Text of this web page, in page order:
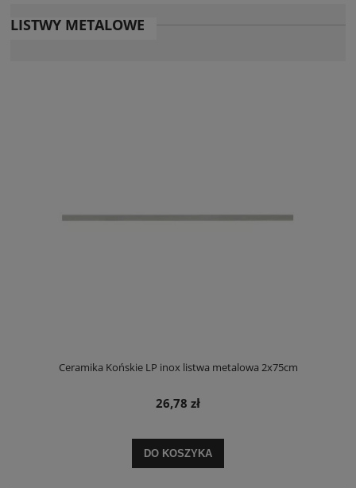
LISTWY METALOWE
Ceramika Końskie LP inox listwa metalowa 2x75cm
26,78 zł
DO KOSZYKA